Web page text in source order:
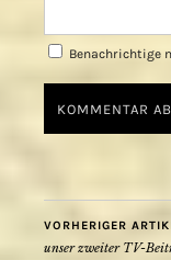
Benachrichtige
VORHERIGER
unser zweiter TV-